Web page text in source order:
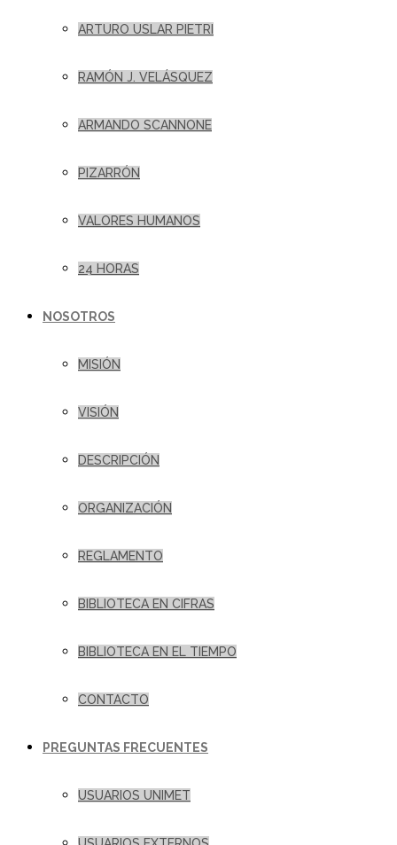
ARTURO USLAR PIETRI
RAMÓN J. VELÁSQUEZ
ARMANDO SCANNONE
PIZARRÓN
VALORES HUMANOS
24 HORAS
NOSOTROS
MISIÓN
VISIÓN
DESCRIPCIÓN
ORGANIZACIÓN
REGLAMENTO
BIBLIOTECA EN CIFRAS
BIBLIOTECA EN EL TIEMPO
CONTACTO
PREGUNTAS FRECUENTES
USUARIOS UNIMET